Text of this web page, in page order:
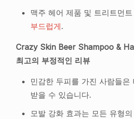
맥주 헤어 제품 및 트리트먼트
부드럽게.
Crazy Skin Beer Shampoo &
최고의 부정적인 리뷰
민감한 두피를 가진 사람들은
받을 수 있습니다.
모발 강화 효과는 모든 유형